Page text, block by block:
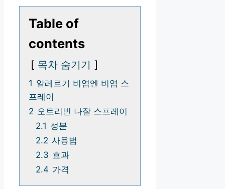
Table of
contents
목차 숨기기
1 알레르기 비염엔 비염 스
프레이
2 오트리빈 나잘 스프레이
2.1 성분
2.2 사용법
2.3 효과
2.4 가격